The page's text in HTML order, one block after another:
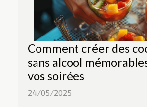
Comment créer des
sans alcool
vos soirées
24/05/2025